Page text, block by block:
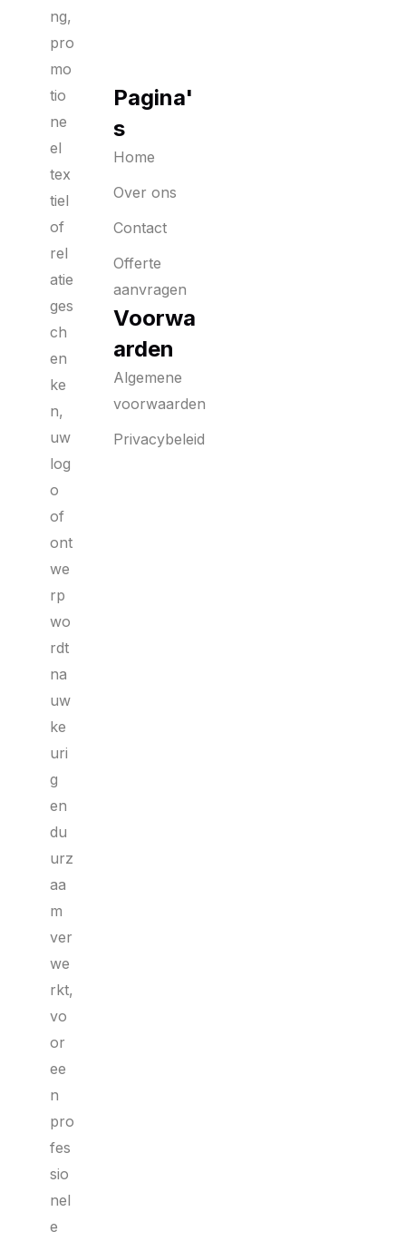
ng,
pro
mo
tio
ne
el
tex
tiel
of
rel
atie
ges
ch
en
ke
n,
uw
log
o
of
ont
we
rp
wo
rdt
na
uw
ke
uri
g
en
du
urz
aa
m
ver
we
rkt,
vo
or
ee
n
pro
fes
sio
nel
e
Pagina'
s
Home
Over ons
Contact
Offerte
aanvragen
Voorwa
arden
Algemene
voorwaarden
Privacybeleid